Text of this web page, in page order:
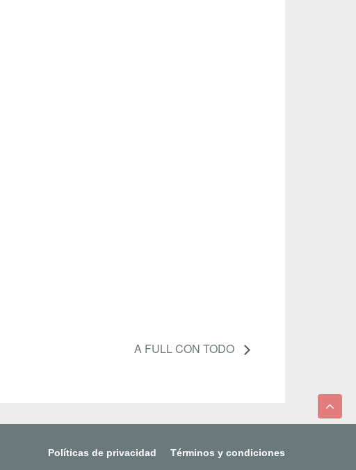
A FULL CON TODO
Políticas de privacidad Términos y condiciones